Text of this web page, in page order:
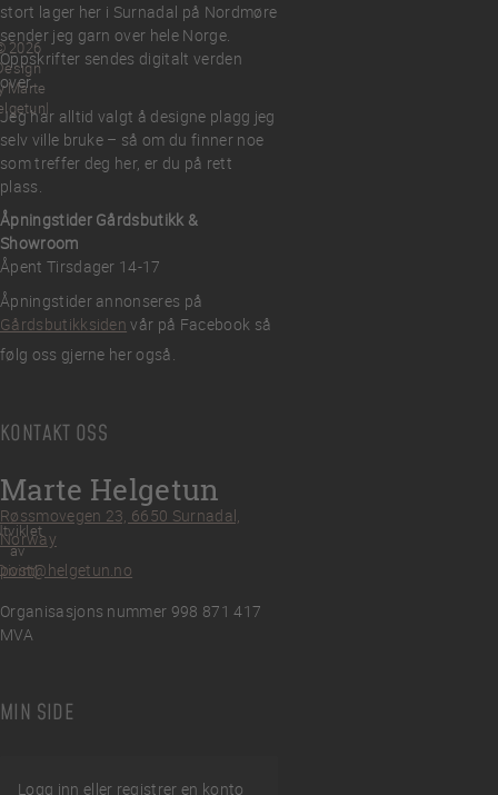
stort lager her i Surnadal på Nordmøre
sender jeg garn over hele Norge.
Oppskrifter sendes digitalt verden
over.
Jeg har alltid valgt å designe plagg jeg
selv ville bruke – så om du finner noe
som treffer deg her, er du på rett
plass.
Åpningstider Gårdsbutikk &
Showroom
Åpent Tirsdager 14-17
Åpningstider annonseres på
Gårdsbutikksiden vår på Facebook så
følg oss gjerne her også.
KONTAKT OSS
Marte Helgetun
Røssmovegen 23, 6650 Surnadal,
Norway
post@helgetun.no
Organisasjons nummer 998 871 417
MVA
MIN SIDE
Logg inn eller registrer en konto
2026
Marte
av